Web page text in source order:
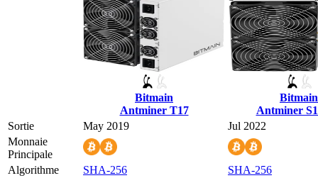
Bitmain
Antminer T17
Bitmain
Antminer
Sortie
May 2019
Jul 2022
Monnaie
Principale
Algorithme
SHA-256
SHA-256